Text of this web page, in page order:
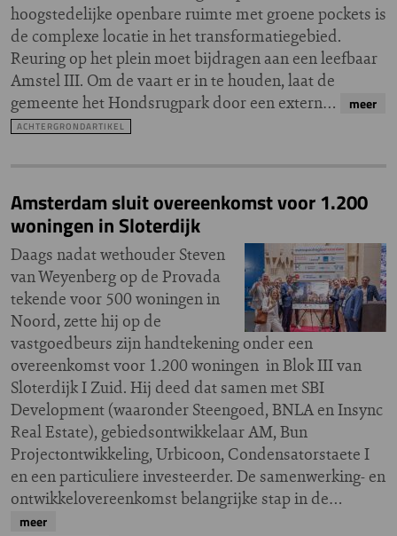
hoogstedelijke openbare ruimte met groene pockets is
de complexe locatie in het transformatiegebied.
Reuring op het plein moet bijdragen aan een leefbaar
Amstel III. Om de vaart er in te houden, laat de
gemeente het Hondsrugpark door een extern…
meer
ACHTERGRONDARTIKEL
Amsterdam sluit overeenkomst voor 1.200
woningen in Sloterdijk
Daags nadat wethouder Steven
van Weyenberg op de Provada
tekende voor 500 woningen in
Noord, zette hij op de
vastgoedbeurs zijn handtekening onder een
overeenkomst voor 1.200 woningen in Blok III van
Sloterdijk I Zuid. Hij deed dat samen met SBI
Development (waaronder Steengoed, BNLA en Insync
Real Estate), gebiedsontwikkelaar AM, Bun
Projectontwikkeling, Urbicoon, Condensatorstaete I
en een particuliere investeerder. De samenwerking- en
ontwikkelovereenkomst belangrijke stap in de…
meer